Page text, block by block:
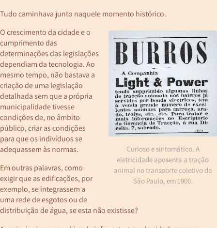
Tudo caminhava junto naquele momento histórico.
Curioso e sintomático. A
eletricidade aposenta a tração
animal no transporte coletivo de
São Paulo, em 1900.
O crescimento da cidade e o
cumprimento das
determinações das legislações
dependiam da tecnologia. Ao
mesmo tempo, não bastava a
criação de uma legislação
detalhada sem que a própria
municipalidade tivesse
condições de, no âmbito
público, criar as condições
para que os indivíduos se
adequassem às normas.
Em outras palavras, como
exigir que as edificações, por
exemplo, se integrassem a
uma rede de esgotos ou de
distribuição de água, se esta não existisse?